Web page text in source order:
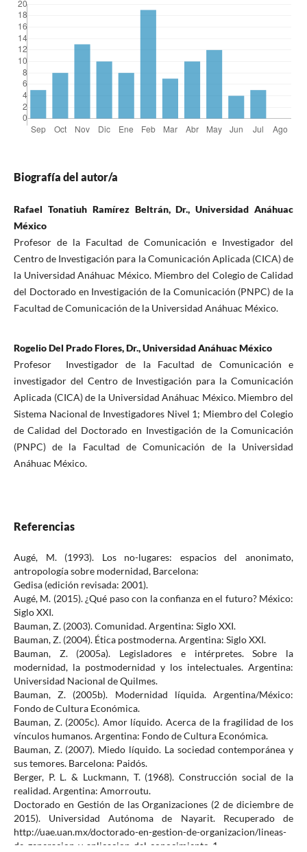
Biografía del autor/a
Rafael Tonatiuh Ramírez Beltrán, Dr., Universidad Anáhuac
México
Profesor de la Facultad de Comunicación e Investigador del
Centro de Investigación para la Comunicación Aplicada (CICA) de
la Universidad Anáhuac México. Miembro del Colegio de Calidad
del Doctorado en Investigación de la Comunicación (PNPC) de la
Facultad de Comunicación de la Universidad Anáhuac México.
Rogelio Del Prado Flores, Dr., Universidad Anáhuac México
Profesor Investigador de la Facultad de Comunicación e
investigador del Centro de Investigación para la Comunicación
Aplicada (CICA) de la Universidad Anáhuac México. Miembro del
Sistema Nacional de Investigadores Nivel 1; Miembro del Colegio
de Calidad del Doctorado en Investigación de la Comunicación
(PNPC) de la Facultad de Comunicación de la Universidad
Anáhuac México.
Referencias
Augé, M. (1993). Los no-lugares: espacios del anonimato,
antropología sobre modernidad, Barcelona:
Gedisa (edición revisada: 2001).
Augé, M. (2015). ¿Qué paso con la confianza en el futuro? México:
Siglo XXI.
Bauman, Z. (2003). Comunidad. Argentina: Siglo XXI.
Bauman, Z. (2004). Ética postmoderna. Argentina: Siglo XXI.
Bauman, Z. (2005a). Legisladores e intérpretes. Sobre la
modernidad, la postmodernidad y los intelectuales. Argentina:
Universidad Nacional de Quilmes.
Bauman, Z. (2005b). Modernidad líquida. Argentina/México:
Fondo de Cultura Económica.
Bauman, Z. (2005c). Amor líquido. Acerca de la fragilidad de los
vínculos humanos. Argentina: Fondo de Cultura Económica.
Bauman, Z. (2007). Miedo líquido. La sociedad contemporánea y
sus temores. Barcelona: Paidós.
Berger, P. L. & Luckmann, T. (1968). Construcción social de la
realidad. Argentina: Amorroutu.
Doctorado en Gestión de las Organizaciones (2 de diciembre de
2015). Universidad Autónoma de Nayarit. Recuperado de
http://uae.uan.mx/doctorado-en-gestion-de-organizacion/lineas-
de-generacion-y-aplicacion-del-conocimiento-1.